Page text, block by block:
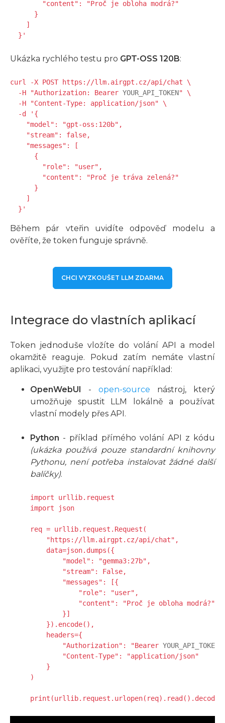
        "content": "Proč je obloha modrá?"
      }
    ]
  }'
Ukázka rychlého testu pro GPT-OSS 120B:
curl -X POST https://llm.airgpt.cz/api/chat \
  -H "Authorization: Bearer
YOUR_API_TOKEN" \
  -H "Content-Type: application/json" \
  -d '{
    "model": "gpt-oss:120b",
    "stream": false,
    "messages": [
      {
        "role": "user",
        "content": "Proč je tráva zelená?"
      }
    ]
  }'
Během pár vteřin uvidíte odpověď modelu a
ověříte, že token funguje správně.
CHCI VYZKOUŠET LLM ZDARMA
Integrace do vlastních aplikací
Token jednoduše vložíte do volání API a model
okamžitě reaguje. Pokud zatím nemáte vlastní
aplikaci, využijte pro testování například:
OpenWebUI - open-source nástroj, který
umožňuje spustit LLM lokálně a používat
vlastní modely přes API.
Python - příklad přímého volání API z kódu
(ukázka používá pouze standardní knihovny
Pythonu, není potřeba instalovat žádné další
balíčky).
import urllib.request
import json
req = urllib.request.Request(
    "https://llm.airgpt.cz/api/chat",
    data=json.dumps({
        "model": "gemma3:27b",
        "stream": False,
        "messages": [{
            "role": "user",
            "content": "Proč je obloha modrá?"
        }]
    }).encode(),
    headers={
        "Authorization": "Bearer
YOUR_API_TOKEN
        "Content-Type": "application/json"
    }
)